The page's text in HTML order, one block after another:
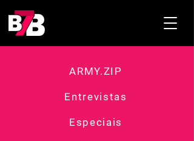
ARMY.ZIP
Entrevistas
Especiais